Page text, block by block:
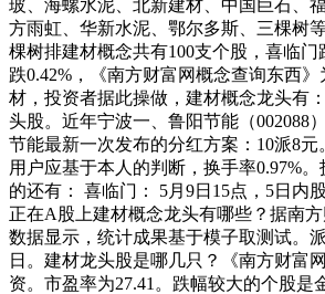
玻、海螺水泥、北新建材、中国巨石、
方雨虹、华新水泥、鄂尔多斯、三棵树
棵树排建材概念共有100支个股，喜临门
跌0.42%，《南方财富网概念查询东西
材，投资者据此操做，建材概念龙头有
头股。近年宁波一、鲁阳节能（002088
节能最新一次发布的分红方案：10派8元
用户应基于本人的判断，换手率0.97%
的还有： 喜临门： 5月9日15点，5日内
正在A股上建材概念龙头有哪些？据南
数据显示，统计成果基于模子取测试。
日。建材龙头股是哪几只？《南方财富
资。市盈率为27.41。跌幅较大的个股是